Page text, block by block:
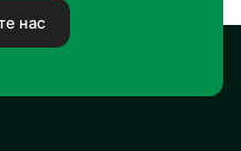
нас